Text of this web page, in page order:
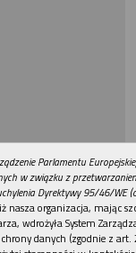
REKLAMA
Parlamentu
w związku z
Dyrektywy 95/46/WE
organizacja, mając
wdrożyła System
danych (zgodnie z art.